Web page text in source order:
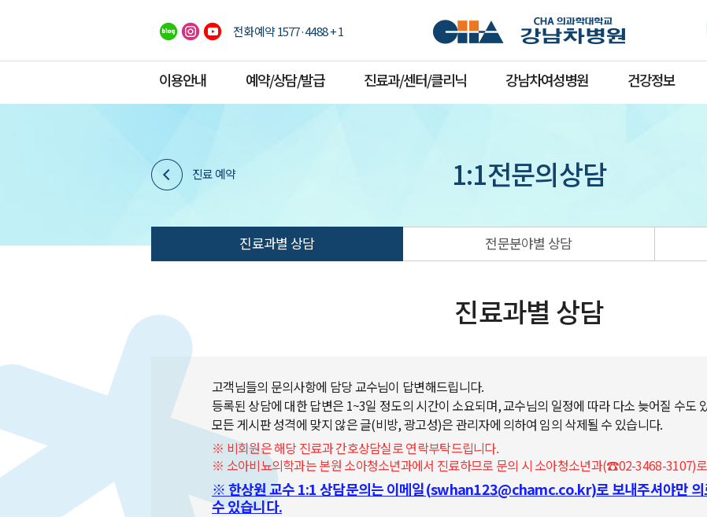
전화예약 1577·4488 + 1
이용안내 예약/상담/발급 진료과/센터/클리닉 강남차여성병원 건강정보
진료 예약 1:1전문의상담
진료과별 상담 전문분야별 상담
진료과별 상담
고객님들의 문의사항에 담당 교수님이 답변해드립니다.
등록된 상담에 대한 답변은 1~3일 정도의 시간이 소요되며, 교수님의 일정에 따라 다소 늦어질 수도
모든 게시판 성격에 맞지 않은 글(비방, 광고성)은 관리자에 의하여 임의 삭제될 수 있습니다.
※ 비회원은 해당 진료과 간호상담실로 연락부탁드립니다.
※ 소아비뇨의학과는 본원 소아청소년과에서 진료하므로 문의 시 소아청소년과(☎02-3468-3107)
※ 한상원 교수 1:1 상담문의는 이메일(swhan123@chamc.co.kr)로 보내주셔야만 의
수 있습니다.